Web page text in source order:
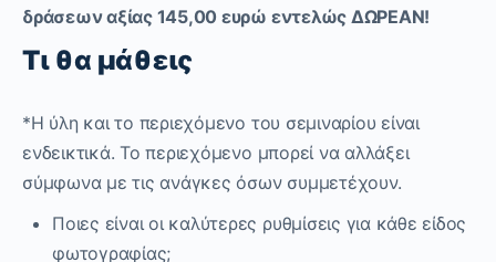
δράσεων αξίας 145,00 ευρώ εντελώς ΔΩΡΕΑΝ!
Τι θα μάθεις
*Η ύλη και το περιεχόμενο του σεμιναρίου είναι
ενδεικτικά. Το περιεχόμενο μπορεί να αλλάξει
σύμφωνα με τις ανάγκες όσων συμμετέχουν.
Ποιες είναι οι καλύτερες ρυθμίσεις για κάθε είδος
φωτογραφίας;